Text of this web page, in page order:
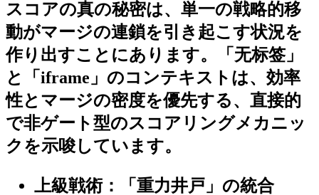
スコアの真の秘密は、単一の戦略的移
動がマージの連鎖を引き起こす状況を
作り出すことにあります。「无标签」
と「iframe」のコンテキストは、効率
性とマージの密度を優先する、直接的
で非ゲート型のスコアリングメカニッ
クを示唆しています。
上級戦術：「重力井戸」の統合